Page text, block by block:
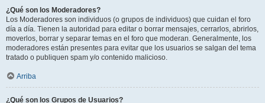
¿Qué son los Moderadores?
Los Moderadores son individuos (o grupos de individuos) que cuidan el foro
día a día. Tienen la autoridad para editar o borrar mensajes, cerrarlos, abrirlos,
moverlos, borrar y separar temas en el foro que moderan. Generalmente, los
moderadores están presentes para evitar que los usuarios se salgan del tema
tratado o publiquen spam y/o contenido malicioso.
Arriba
¿Qué son los Grupos de Usuarios?